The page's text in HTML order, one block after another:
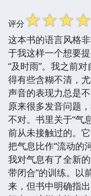
评分☆☆☆☆
这本书的语言风格
于我这样一个想要
“及时雨”。我之前
得有些含糊不清，
声音的表现力总是
原来很多发音问题
不对。书里关于“气
前从未接触过的。
把气息比作“流动的
我对气息有了全新
带闭合”的训练。以
来，但书中明确指